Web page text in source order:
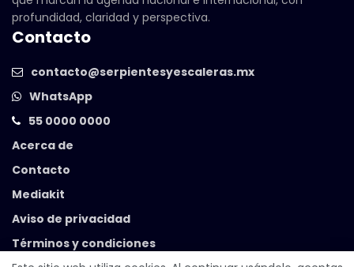
profundidad, claridad y perspectiva.
Contacto
contacto@serpientesyescaleras.mx
WhatsApp
55 0000 0000
Acerca de
Contacto
Mediakit
Aviso de privacidad
Términos y condiciones